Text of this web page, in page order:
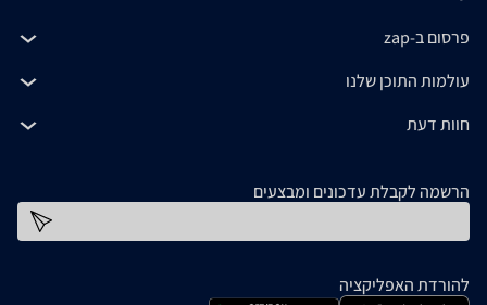
פרסום ב-zap
עולמות התוכן שלנו
חוות דעת
הרשמה לקבלת עדכונים ומבצעים
להורדת האפליקציה